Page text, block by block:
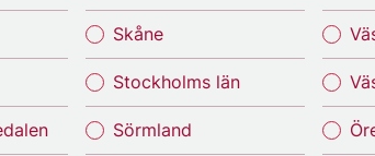
Skåne
Stockholms län
Sörmland